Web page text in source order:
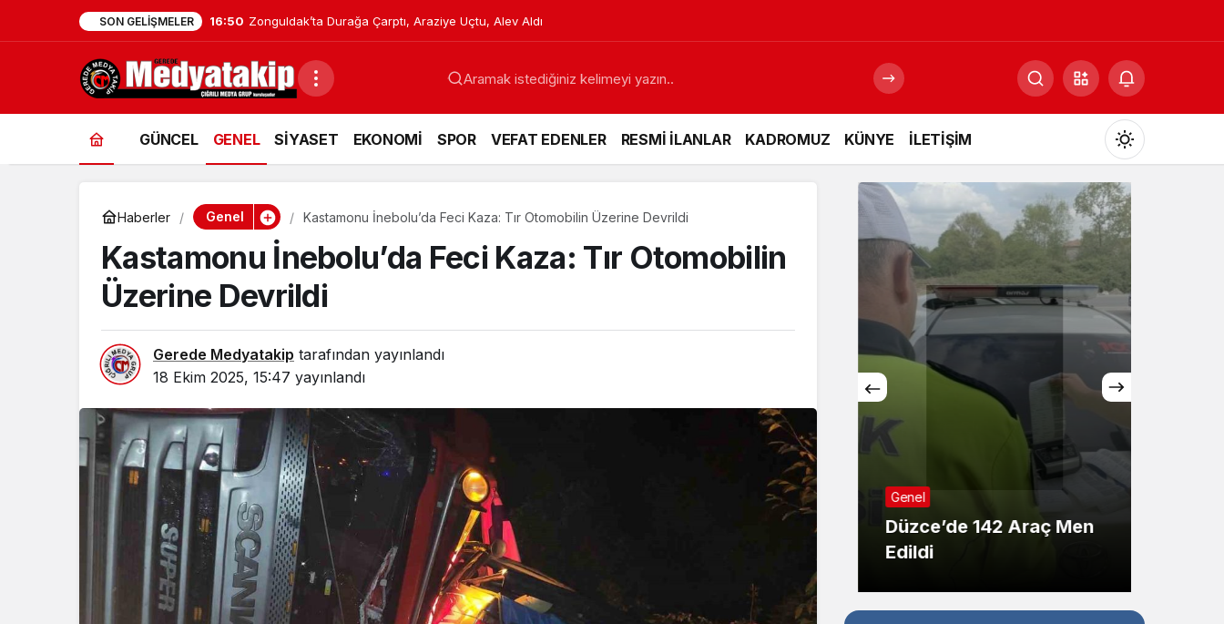
SON GELIŞMELER 16:48 Zonguldak’taki Hastaneler Afetlere Karşı Hazırlanıyor
GÜNCEL GENEL SİYASET EKONOMİ SPOR VEFAT EDENLER RESMİ İLANLAR KADROMUZ KÜNYE İLETİŞİM
Mod
değiştir
Gündüz Modu
Gündüz modunu seçin.
Gece Modu
Gece modunu seçin.
Sistem modunu seçin.
Haberler Genel Kastamonu İnebolu’da Feci Kaza: Tır Otomobilin Üzerine Devrildi
Kastamonu İnebolu’da Feci Kaza: Tır Otomobilin
Üzerine Devrildi
Gerede Medyatakip tarafından yayınlandı
18 Ekim 2025, 15:47 yayınlandı
Genel
Zonguldak’ta Durağa
Çarptı, Araziye Uçtu,
Alev Aldı
Genel
Düzce’de 142 Araç Men
Edildi